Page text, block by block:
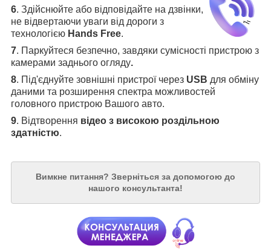
6. Здійснюйте або відповідайте на дзвінки,
не відвертаючи уваги від дороги з
технологією Hands Free.
7. Паркуйтеся безпечно, завдяки сумісності пристрою з
камерами заднього огляду.
8. Під'єднуйте зовнішні пристрої через USB для обміну
даними та розширення спектра можливостей
головного пристрою Вашого авто.
9. Відтворення відео з високою роздільною
здатністю.
Вимкне питання? Зверніться за допомогою до
нашого консультанта!